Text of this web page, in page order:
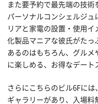
また要予約で最先端の技術
パーソナルコンシェルジュ
リアと家電の設置・使用
化製品マニアな彼氏がたっ
あるのはもちろん、グル
に楽しめる、お得なデート
さらにこちらのビル6Fに
ギャラリーがあり、入場